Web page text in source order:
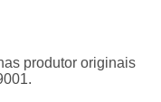
produtor originais